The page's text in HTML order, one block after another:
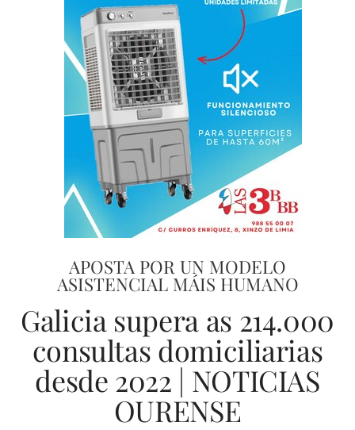
APOSTA POR UN MODELO
ASISTENCIAL MÁIS HUMANO
Galicia supera as 214.000
consultas domiciliarias
desde 2022 | NOTICIAS
OURENSE